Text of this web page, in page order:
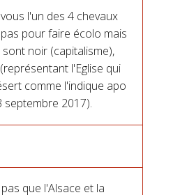
l'un des 4 chevaux
pour faire écolo mais
noir (capitalisme),
l'Eglise qui
comme l'indique apo
septembre 2017).
que l'Alsace et la